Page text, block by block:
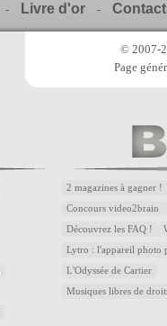
- Livre d'or - Contact
© 2007-
Page
2 magazines à gagner !
Concours video2brain
Découvrez les FAQ !
Lytro : l'appareil photo
L'Odyssée de Cartier
Musiques libres de